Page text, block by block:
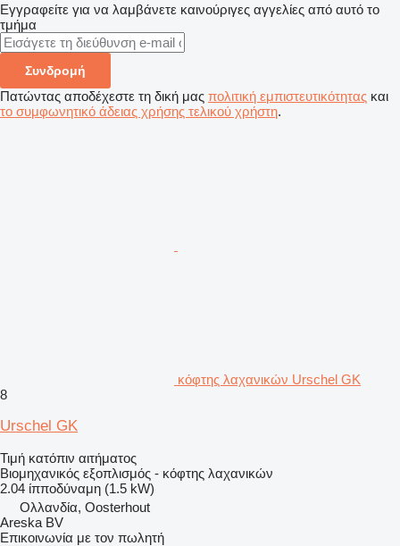
Εγγραφείτε για να λαμβάνετε καινούριγες αγγελίες από αυτό το
τμήμα
Συνδρομή
Πατώντας αποδέχεστε τη δική μας πολιτική εμπιστευτικότητας και
το συμφωνητικό άδειας χρήσης τελικού χρήστη.
κόφτης λαχανικών Urschel GK
8
Urschel GK
Τιμή κατόπιν αιτήματος
Βιομηχανικός εξοπλισμός - κόφτης λαχανικών
2.04 ίπποδύναμη (1.5 kW)
Ολλανδία, Oosterhout
Areska BV
Επικοινωνία με τον πωλητή